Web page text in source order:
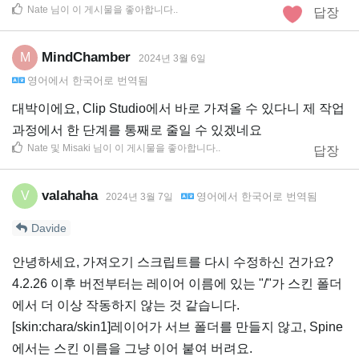
답장
Nate 님이 이 게시물을 좋아합니다..
M MindChamber 2024년 3월 6일
영어 에서 한국어 로 번역됨
대박이에요, Clip Studio에서 바로 가져올 수 있다니 제 작업
과정에서 한 단계를 통째로 줄일 수 있겠네요
답장
Nate 및 Misaki 님이 이 게시물을 좋아합니다..
V valahaha 2024년 3월 7일 영어 에서 한국어 로 번역됨
Davide
안녕하세요, 가져오기 스크립트를 다시 수정하신 건가요?
4.2.26 이후 버전부터는 레이어 이름에 있는 "/"가 스킨 폴더
에서 더 이상 작동하지 않는 것 같습니다.
[skin:chara/skin1]레이어가 서브 폴더를 만들지 않고, Spine
에서는 스킨 이름을 그냥 이어 붙여 버려요.